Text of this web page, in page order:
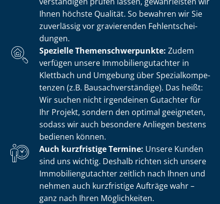
Ihnen höchste Qualität. So bewahren wir Sie
zuverlässig vor gravierenden Fehl­ent­schei­
dun­gen.
Spezielle The­men­schwer­punk­te: Zudem
verfügen unsere Im­mo­bi­li­en­gut­ach­ter in
Klettbach und Umgebung über Spe­zi­al­kom­pe­
ten­zen (z.B. Bau­sach­ver­stän­di­ge). Das heißt:
Wir suchen nicht irgendeinen Gutachter für
Ihr Projekt, sondern den optimal geeigneten,
sodass wir auch besondere Anliegen bestens
bedienen können.
Auch kurzfristige Termine: Unsere Kunden
sind uns wichtig. Deshalb richten sich unsere
Im­mo­bi­li­en­gut­ach­ter zeitlich nach Ihnen und
nehmen auch kurzfristige Aufträge wahr –
ganz nach Ihren Möglichkeiten.